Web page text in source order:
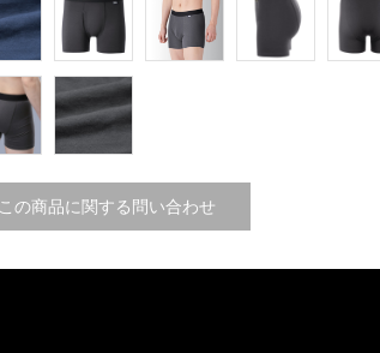
この商品に関する問い合わせ